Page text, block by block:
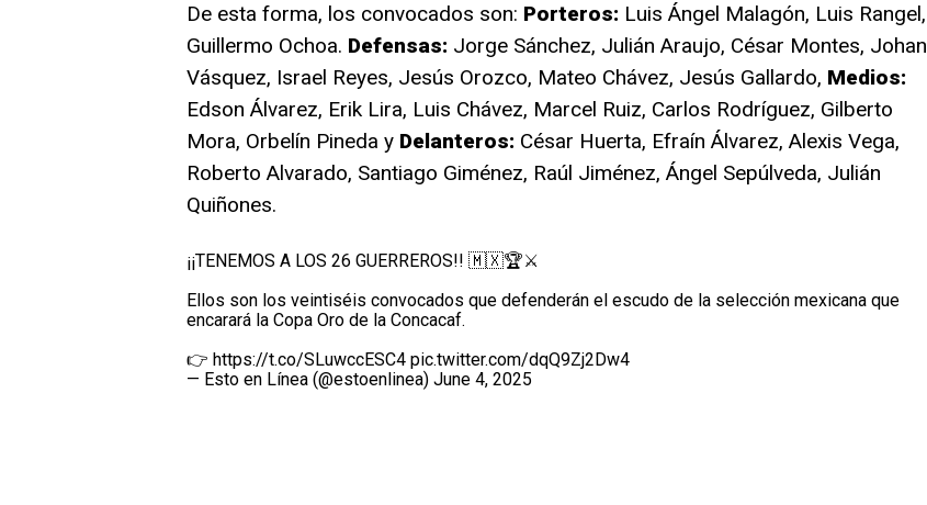
De esta forma, los convocados son: Porteros: Luis Ángel Malagón, Luis Rangel,
Guillermo Ochoa. Defensas: Jorge Sánchez, Julián Araujo, César Montes, Johan
Vásquez, Israel Reyes, Jesús Orozco, Mateo Chávez, Jesús Gallardo, Medios:
Edson Álvarez, Erik Lira, Luis Chávez, Marcel Ruiz, Carlos Rodríguez, Gilberto
Mora, Orbelín Pineda y Delanteros: César Huerta, Efraín Álvarez, Alexis Vega,
Roberto Alvarado, Santiago Giménez, Raúl Jiménez, Ángel Sepúlveda, Julián
Quiñones.
¡¡TENEMOS A LOS 26 GUERREROS!! 🇲🇽🏆⚔
Ellos son los veintiséis convocados que defenderán el escudo de la selección mexicana que
encarará la Copa Oro de la Concacaf.
👉 https://t.co/SLuwccESC4 pic.twitter.com/dqQ9Zj2Dw4
— Esto en Línea (@estoenlinea) June 4, 2025